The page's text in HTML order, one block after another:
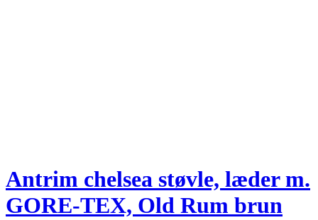
Antrim chelsea støvle, læder m.
GORE-TEX, Old Rum brun